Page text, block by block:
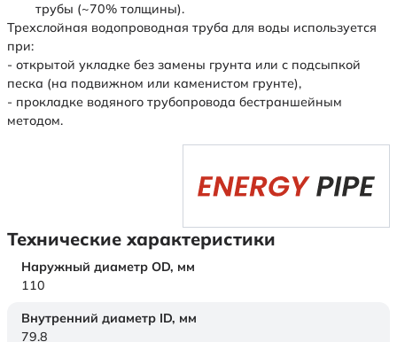
трубы (~70% толщины).
Трехслойная водопроводная труба для воды используется
при:
- открытой укладке без замены грунта или с подсыпкой
песка (на подвижном или каменистом грунте),
- прокладке водяного трубопровода бестраншейным
методом.
Технические характеристики
Наружный диаметр OD, мм
110
Внутренний диаметр ID, мм
79.8